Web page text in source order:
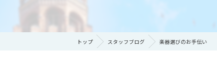
トップ スタッフブログ 楽器選びのお手伝い